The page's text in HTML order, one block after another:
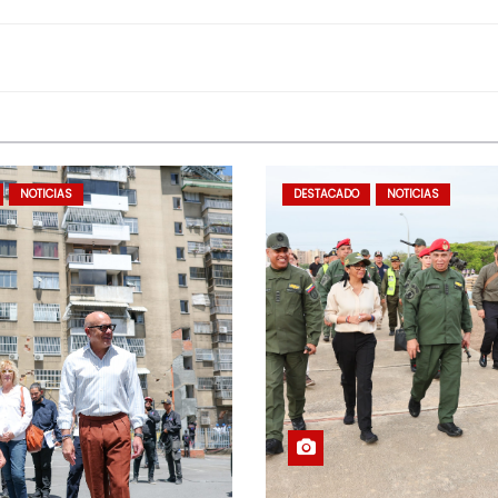
NOTICIAS DESTACADO NOTICIAS